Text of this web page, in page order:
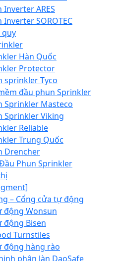
Inverter ARES
Inverter SOROTEC
quy
Hàn Quốc
Protector
sprinkler Tyco
đầu phun Sprinkler
Sprinkler Masteco
Sprinkler Viking
Reliable
Trung Quốc
Drencher
Phun Sprinkler
– Cổng cửa tự động
động Wonsun
động Bisen
Turnstiles
động hàng rào
phân làn DaoSafe